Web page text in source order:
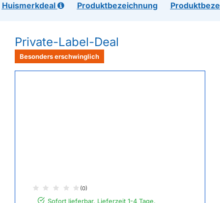
Huismerkdeal Produktbezeichnung
Private-Label-Deal
Besonders erschwinglich
(0)
Sofort lieferbar, Lieferzeit 1-4 Tage.